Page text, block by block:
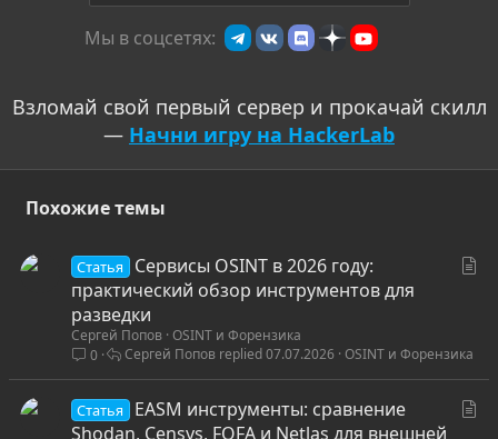
Мы в соцсетях:
Взломай свой первый сервер и прокачай скилл
— Начни игру на HackerLab
Похожие темы
я
Статья
Сервисы OSINT в 2026 году:
практический обзор инструментов для
разведки
Сергей Попов OSINT и Форензика
0
OSINT и Форензика
07.07.2026
Сергей Попов
Статья
EASM инструменты: сравнение
Shodan, Censys, FOFA и Netlas для внешней